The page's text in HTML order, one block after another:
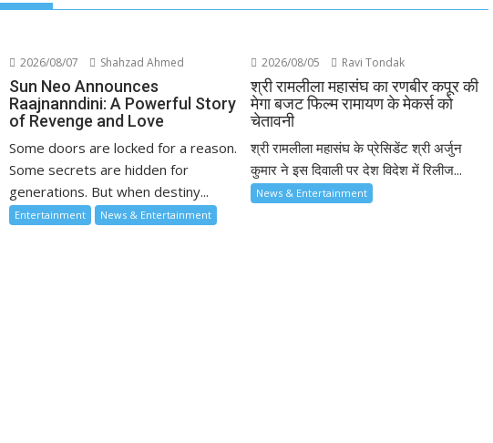
2026/08/07 Shahzad Ahmed
Sun Neo Announces
Raajnanndini: A Powerful Story
of Revenge and Love
Some doors are locked for a reason.
Some secrets are hidden for
generations. But when destiny...
Entertainment News & Entertainment
2026/08/05 Ravi Tondak
श्री रामलीला महासंघ का रणबीर कपूर की
मेगा बजट फिल्म रामायण के मेकर्स को
चेतावनी
श्री रामलीला महासंघ के प्रेसिडेंट श्री अर्जुन
कुमार ने इस दिवाली पर देश विदेश में रिलीज...
News & Entertainment